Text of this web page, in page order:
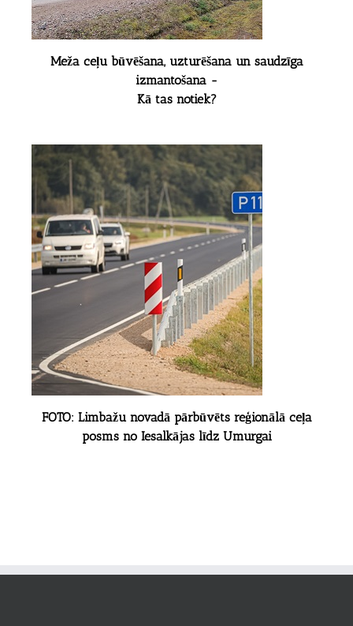
Meža ceļu būvēšana, uzturēšana un saudzīga
izmantošana -
Kā tas notiek?
FOTO: Limbažu novadā pārbūvēts reģionālā ceļa
posms no Iesalkājas līdz Umurgai